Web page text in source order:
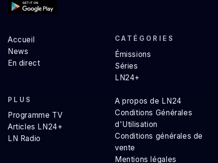
Accueil
News
En direct
CATÉGORIES
Émissions
Séries
LN24+
PLUS
Programme TV
Articles LN24+
LN Radio
A propos de LN24
Conditions Générales
d'Utilisation
Conditions générales de
vente
Mentions légales